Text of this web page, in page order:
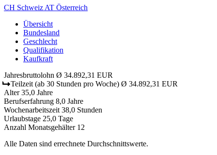
CH Schweiz AT Österreich
Übersicht
Bundesland
Geschlecht
Qualifikation
Kaufkraft
Jahresbruttolohn Ø 34.892,31 EUR
Teilzeit (ab 30 Stunden pro Woche) Ø 34.892,31 EUR
Alter 35,0 Jahre
Berufserfahrung 8,0 Jahre
Wochenarbeitszeit 38,0 Stunden
Urlaubstage 25,0 Tage
Anzahl Monatsgehälter 12
Alle Daten sind errechnete Durchschnittswerte.